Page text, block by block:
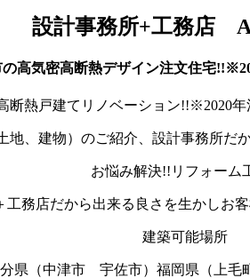
設計事務所+工務店
高気密高断熱デザイン注文住宅
断熱戸建てリノベーション!!※2020
地、建物）のご紹介、設計事務所だ
お悩み解決!!リフォーム
工務店だから出来る良さを生かしお
建築可能場所
県（中津市 宇佐市）福岡県（上